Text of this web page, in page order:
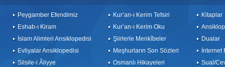
Peygamber Efendimiz
Eshab-ı Kiram
İslam Alimleri Ansiklopedisi
Evliyalar Ansiklopedisi
Silsile-i Âliyye
Kur’an-ı Kerim Tefsiri
Kur’an-ı Kerim Oku
Şiirlerle Menkîbeler
Meşhurların Son Sözleri
Osmanlı Hikayeleri
Kitaplar
Dualar
İnternet
Sual/